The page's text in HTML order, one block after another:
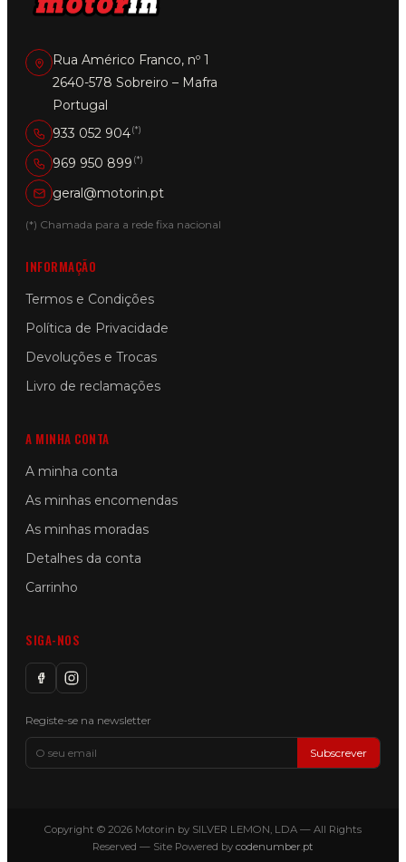
Rua Américo Franco, nº 1
2640-578 Sobreiro – Mafra
Portugal
933 052 904(*)
969 950 899 (*)
geral@motorin.pt
(*) Chamada para a rede fixa nacional
INFORMAÇÃO
Termos e Condições
Política de Privacidade
Devoluções e Trocas
Livro de reclamações
A MINHA CONTA
A minha conta
As minhas encomendas
As minhas moradas
Detalhes da conta
Carrinho
SIGA-NOS
Registe-se na newsletter
Subscrever
Copyright © 2026 Motorin by SILVER LEMON, LDA — All Rights
Reserved — Site Powered by codenumber.pt